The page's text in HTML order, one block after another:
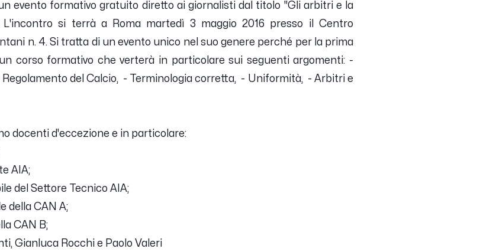
evento formativo gratuito diretto ai giornalisti dal titolo "Gli arbitri e la
si terrà a Roma martedì 3 maggio 2016 presso il Centro
n. 4. Si tratta di un evento unico nel suo genere perché per la prima
corso formativo che verterà in particolare sui seguenti argomenti: -
del Calcio, - Terminologia corretta, - Uniformità, - Arbitri e
docenti d'eccezione e in particolare:
AIA;
del Settore Tecnico AIA;
della CAN A;
CAN B;
Gianluca Rocchi e Paolo Valeri